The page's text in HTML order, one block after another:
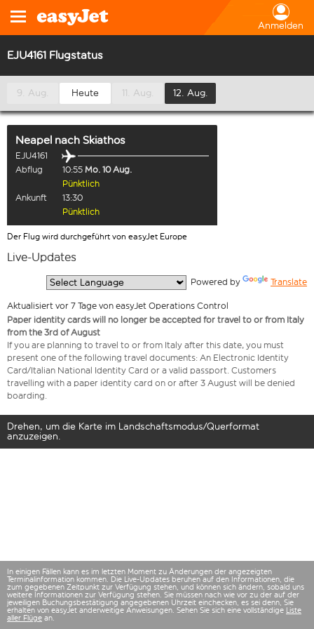
Anmelden
EJU4161 Flugstatus
9. Aug. Heute 11. Aug. 12. Aug.
Neapel nach Skiathos
EJU4161
Abflug
10:55 Mo. 10 Aug.
Pünktlich
Ankunft
13:30
Pünktlich
Der Flug wird durchgeführt von easyJet Europe
Live-Updates
Powered by Translate
Aktualisiert vor 7 Tage von easyJet Operations Control
Paper identity cards will no longer be accepted for travel to or from Italy
from the 3rd of August
If you are planning to travel to or from Italy after this date, you must
present one of the following travel documents: An Electronic Identity
Card/Italian National Identity Card or a valid passport. Customers
travelling with a paper identity card on or after 3 August will be denied
boarding.
Drehen, um die Karte im Landschaftsmodus/Querformat
anzuzeigen.
In einigen Fällen kann es im letzten Moment zu Änderungen der angezeigten
Terminalinformation kommen. Die Live-Updates beruhen auf den Informationen, die
zum gegebenen Zeitpunkt zur Verfügung stehen, und können sich ändern, sobald uns
weitere Informationen zur Verfügung stehen. Sie müssen nach wie vor zu der auf der
jeweiligen Buchungsbestätigung angegebenen Uhrzeit einchecken, es sei denn, Sie
erhalten von easyJet anderweitige Anweisungen. Sehen Sie sich eine vollständige Liste
aller Flüge an.